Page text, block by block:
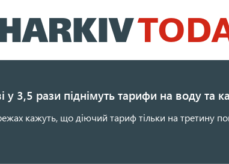
до
основного
у 3,5 рази піднімуть тарифи на воду та
кажуть, що діючий тариф тільки на третину